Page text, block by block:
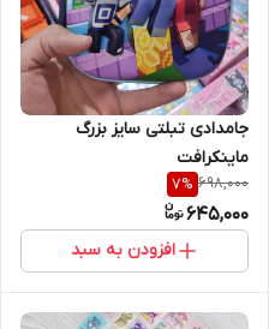
جامدادی تبلتی سایز بزرگ
ماینکرافت
698,000
7%
645,000
افزودن به سبد